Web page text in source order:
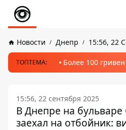
Новости Днепр 15:56, 22
ТОПТЕМА: Более 100
15:56, 22 сентября 2025
В Днепре на бульваре
заехал на отбойник: